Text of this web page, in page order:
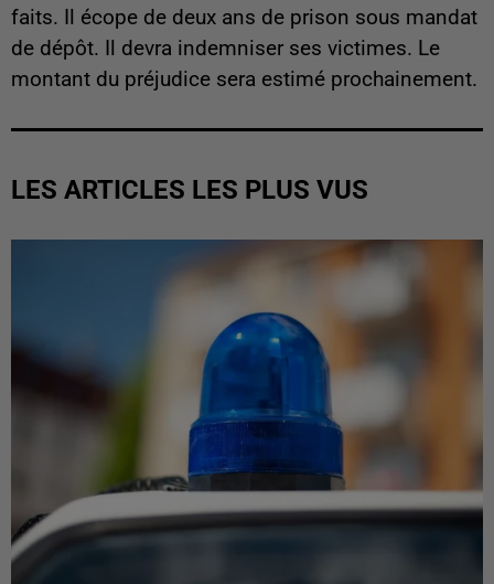
faits. Il écope de deux ans de prison sous mandat
de dépôt. Il devra indemniser ses victimes. Le
montant du préjudice sera estimé prochainement.
LES ARTICLES LES PLUS VUS